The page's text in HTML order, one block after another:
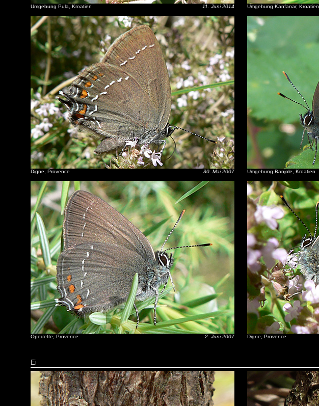
Umgebung Pula, Kroatien 11. Juni 2014
Digne, Provence 30. Mai 2007
Opedette, Provence 2. Juni 2007
Umgebung Kanfanar, Kroatien
Umgebung Banjole, Kroatien
Digne, Provence
Ei